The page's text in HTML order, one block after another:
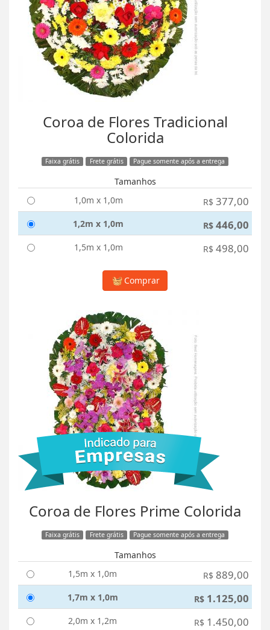
Coroa de Flores Tradicional
Colorida
Faixa grátis Frete grátis Pague somente após a entrega
Tamanhos
1,0m x 1,0m
R$ 377,00
1,2m x 1,0m R$ 446,00
1,5m x 1,0m R$ 498,00
Comprar
Coroa de Flores Prime Colorida
Faixa grátis Frete grátis Pague somente após a entrega
Tamanhos
1,5m x 1,0m
R$ 889,00
1,7m x 1,0m R$ 1.125,00
2,0m x 1,2m R$ 1.450,00